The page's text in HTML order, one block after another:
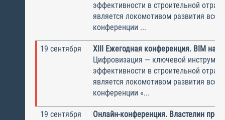
эффективности в строительной
является локомотивом развития
конференции ...
19 сентября
XIII Ежегодная конференция. BIM на
Цифровизация — ключевой
эффективности в строительной
является локомотивом развития
конференции «...
19 сентября
Онлайн-конференция. Властелин